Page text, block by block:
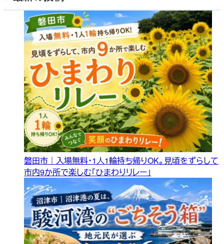
磐田市｜入場無料・1人1輪持ち帰りOK。見頃をずらして
市内9か所で楽しむ「ひまわりリレー」